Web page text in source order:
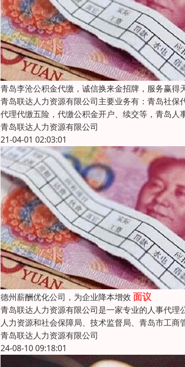
青岛李沧公积金代缴，诚信换来金招牌，服务赢得
青岛联达人力资源有限公司主要业务有：青岛社
代理代缴五险，代缴公积金开户、续交等，青岛
青岛联达人力资源有限公司
21-04-01 02:03:01
德州薪酬优化公司，为企业降本增效 面议
青岛联达人力资源有限公司是一家专业的人事代
人力资源和社会保障局、技术监督局、青岛市工
青岛联达人力资源有限公司
24-08-10 09:18:01